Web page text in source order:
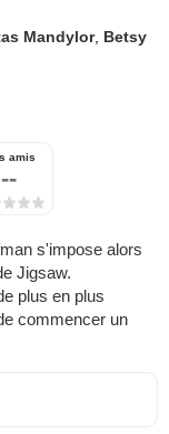
Mandylor, Betsy
amis
--
s'impose alors
Jigsaw.
plus en plus
commencer un